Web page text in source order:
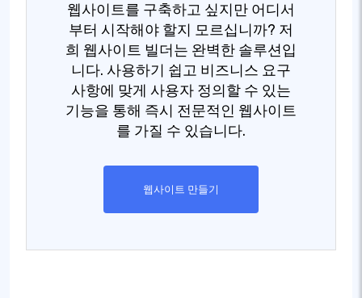
웹사이트를 구축하고 싶지만 어디서
부터 시작해야 할지 모르십니까? 저
희 웹사이트 빌더는 완벽한 솔루션입
니다. 사용하기 쉽고 비즈니스 요구
사항에 맞게 사용자 정의할 수 있는
기능을 통해 즉시 전문적인 웹사이트
를 가질 수 있습니다.
웹사이트 만들기